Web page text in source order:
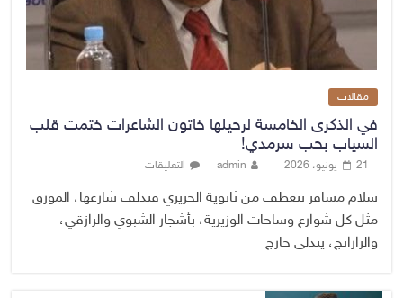
مقالات
في الذكرى الخامسة لرحيلها خاتون الشاعرات ختمت قلب
السياب بحب سرمدي!
21 يونيو، 2026 admin التعليقات
سلام مسافر تنعطف من ثانوية الحريري فتدلف شارعها، المورق
مثل كل شوارع وساحات الوزيرية، بأشجار الشبوي والرازقي،
والرارانج، يتدلى خارج